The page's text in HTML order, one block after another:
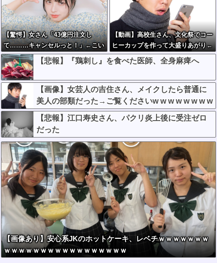
【驚愕】女さん「43億円注文し
て………キャンセルっと！」←こい
つの目的って一体なんな
の？？？？？？？
【動画】高校生さん、文化祭でコー
ヒーカップを作って大盛りあがり←
なんかどっかで見たことあると話題
に
【悲報】『鶏刺し』を食べた医師、全身麻痺へ
【画像】女芸人の吉住さん、メイクしたら普通に
美人の部類だった→ご覧くださいw w w w w w w w
【悲報】江口寿史さん、パクリ炎上後に受注ゼロ
だった
【画像あり】安心系JKのホットケーキ、レベチｗｗｗｗｗｗｗ
ｗｗｗｗｗｗｗｗｗｗｗｗｗｗｗｗｗ